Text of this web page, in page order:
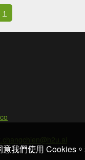
1
我們使用 Cookies